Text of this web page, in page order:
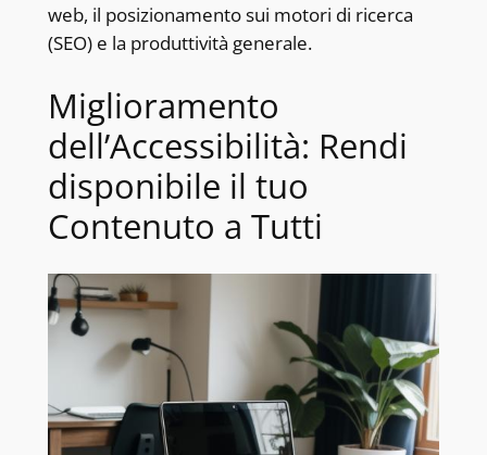
web, il posizionamento sui motori di ricerca
(SEO) e la produttività generale.
Miglioramento
dell’Accessibilità: Rendi
disponibile il tuo
Contenuto a Tutti